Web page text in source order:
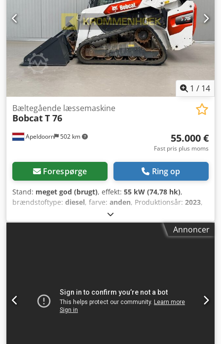
Arbejdslampe(r) - Bomaffjedring - Gummibælter - High
Flow - Hydraulisk hurtigskifter - Varsellys - To hastigheder
= Bemærkninger = Drivlinje Udledningsniveau (Stage/Tier):
Stage V / Tier IV final Generelt Produktionsland: USA Stand
CE-type: CE Hydraulisk hurtigskifter, 2 hastigheder, stor
skærm, bakkamera, aircondition, luftaffjedret sæde
1 / 14
Apeldoorn 502 km
Bæltegående læssemaskine
BobcatT 76
55.000 €
Fast pris plus moms
Forespørge Ring op
Stand: meget god (brugt), effekt: 55 kW (74,78 hk),
brændstoftype: diesel, farve: anden, Produktionsår: 2023,
klimaanlæg
kg Crsdoy D D Sljpfx Ag Tof Dimensioner (L x B x H): 395 x
220 x 208 cm Styring: fast Motormærke: Bobcat CE-mærket:
joystick-styring
Annoncer